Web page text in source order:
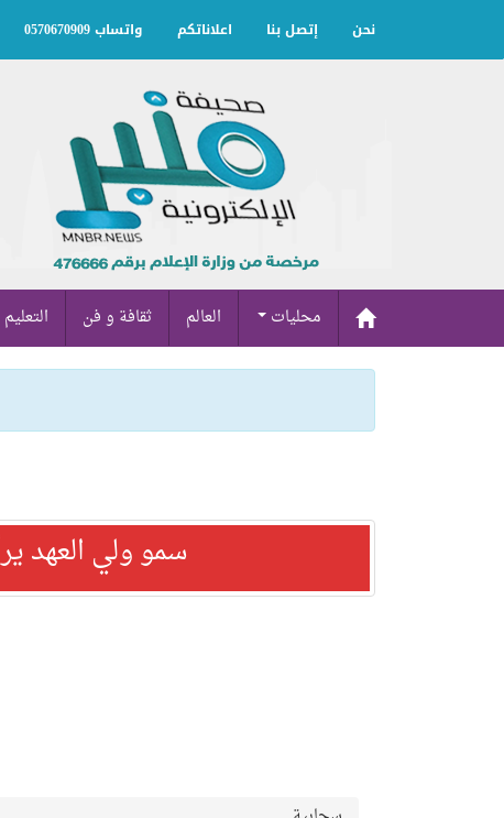
نحن إتصل بنا اعلاناتكم واتساب 0570670909
محليات العالم ثقافة و فن التعليم
سمو ولي العهد